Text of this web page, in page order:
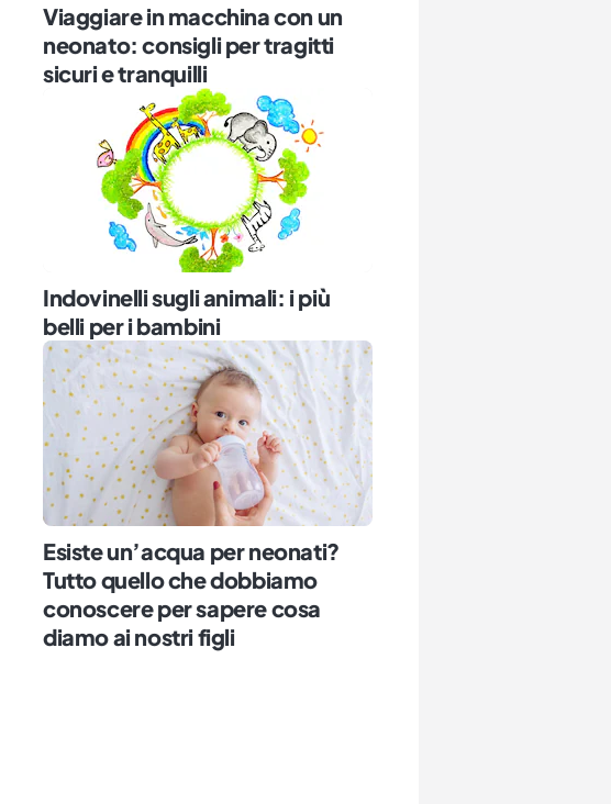
Viaggiare in macchina con un
neonato: consigli per tragitti
sicuri e tranquilli
Indovinelli sugli animali: i più
belli per i bambini
Esiste un’acqua per neonati?
Tutto quello che dobbiamo
conoscere per sapere cosa
diamo ai nostri figli